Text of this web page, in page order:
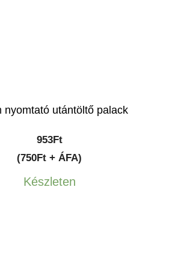
nyomtató utántöltő palack
953Ft
(750Ft + ÁFA)
Készleten